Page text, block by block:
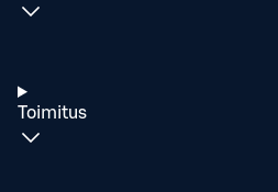
Toimitus